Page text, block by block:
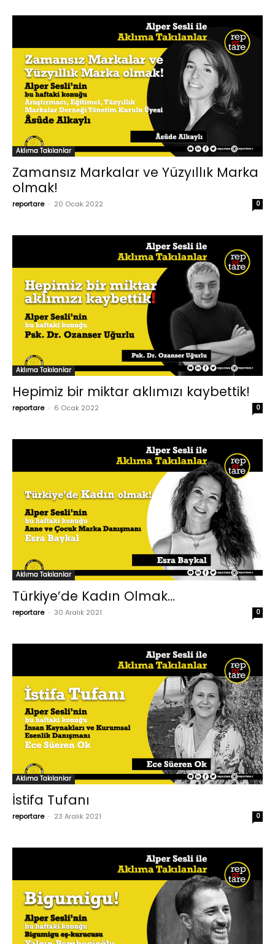
Aklıma Takılanlar
Zamansız Markalar ve Yüzyıllık Marka
olmak!
reportare - 20 Ocak 2022 0
Aklıma Takılanlar
Hepimiz bir miktar aklımızı kaybettik!
reportare - 6 Ocak 2022 0
Aklıma Takılanlar
Türkiye’de Kadın Olmak…
reportare - 30 Aralık 2021 0
Aklıma Takılanlar
İstifa Tufanı
reportare - 23 Aralık 2021 0